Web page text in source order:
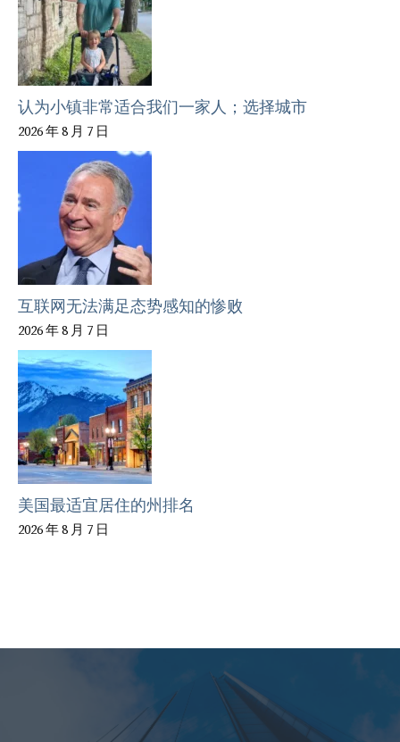
认为小镇非常适合我们一家人；选择城市
2026 年 8 月 7 日
互联网无法满足态势感知的惨败
2026 年 8 月 7 日
美国最适宜居住的州排名
2026 年 8 月 7 日